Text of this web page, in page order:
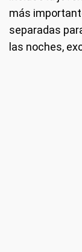
más
separadas
las noches,